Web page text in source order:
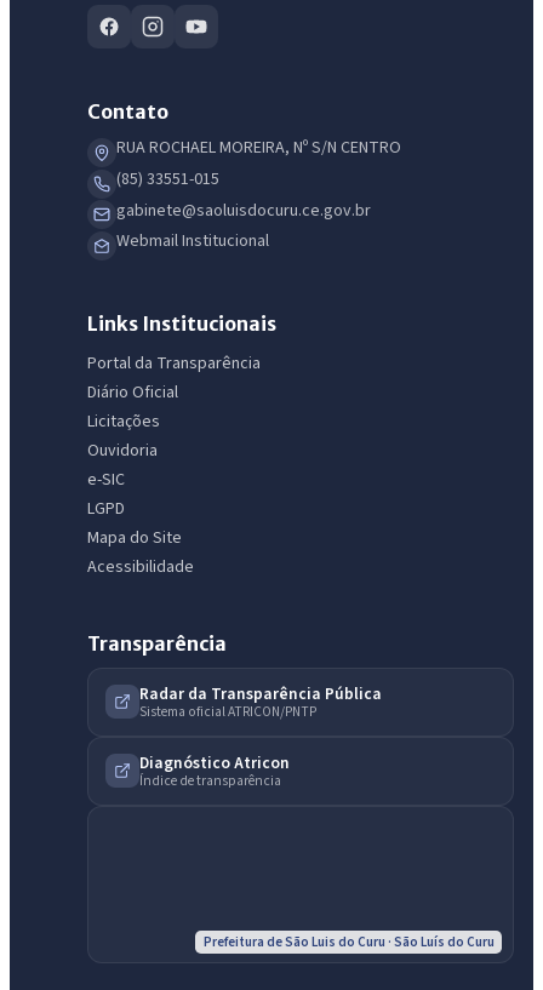
Contato
RUA ROCHAEL MOREIRA, Nº S/N CENTRO
(85) 33551-015
gabinete@saoluisdocuru.ce.gov.br
Webmail Institucional
Links Institucionais
Portal da Transparência
Diário Oficial
Licitações
Ouvidoria
e-SIC
LGPD
Mapa do Site
Acessibilidade
Transparência
Radar da Transparência Pública
Sistema oficial ATRICON/PNTP
Diagnóstico Atricon
Índice de transparência
Prefeitura de São Luis do Curu · São Luís do Curu
IntGest AI
Assistente do Portal
Olá. Pergunte sobre serviços, notícias, legislação, Diário Oficial,
licitações, estrutura ou transparência do município.
Licitações abertas